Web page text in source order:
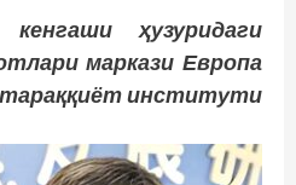
ҳузуридаги
маркази Европа
институти